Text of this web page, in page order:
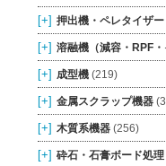
[+] 押出機・ペレタイザ
[+] 溶融機（減容・RPF・
[+] 成型機 (219)
[+] 金属スクラップ機器
[+] 木質系機器 (256)
[+] 砕石・石膏ボード処理